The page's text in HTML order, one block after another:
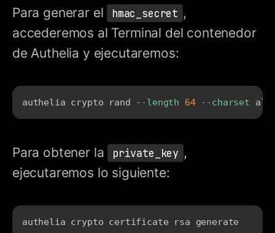
Para generar el hmac_secret ,
accederemos al Terminal del contenedor
de Authelia y ejecutaremos:
authelia crypto rand --length 64 --charset
Para obtener la private_key ,
ejecutaremos lo siguiente:
authelia crypto certificate rsa generate